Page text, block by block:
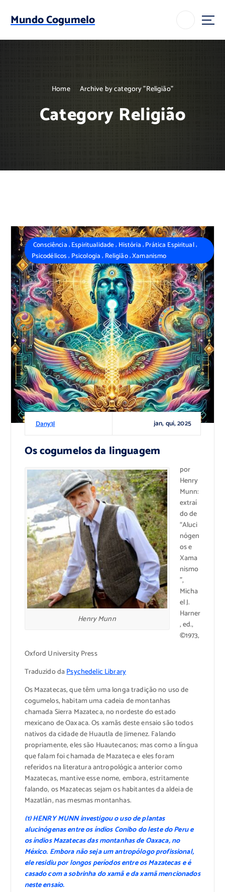
p
Mundo Cogumelo
Home Archive by category "Religião"
Category Religião
Dany3l jan, qui, 2025
Consciência,Espiritualidade, História,Prática Espiritual,
Psicodélicos, Psicologia, Religião,Xamanismo
Os cogumelos da linguagem
Henry Munn
por
Henry
Munn:
extraí
do de
“Aluci
nógen
os e
Xama
nismo
”,
Micha
el J.
Harner
, ed.,
©1973,
Oxford University Press
Traduzido daPsychedelic Library
Os Mazatecas, que têm uma longa tradição no uso de
cogumelos, habitam uma cadeia de montanhas
chamada Sierra Mazateca, no nordeste do estado
mexicano de Oaxaca. Os xamãs deste ensaio são todos
nativos da cidade de Huautla de Jimenez. Falando
propriamente, eles são Huautecanos; mas como a língua
que falam foi chamada de Mazateca e eles foram
referidos na literatura antropológica anterior como
Mazatecas, mantive esse nome, embora, estritamente
falando, os Mazatecas sejam os habitantes da aldeia de
Mazatlán, nas mesmas montanhas.
(1) HENRY MUNN investigou o uso de plantas
alucinógenas entre os índios Conibo do leste do Peru e
os índios Mazatecas das montanhas de Oaxaca, no
México. Embora não seja um antropólogo profissional,
ele residiu por longos períodos entre os Mazatecas e é
casado com a sobrinha do xamã e da xamã mencionados
neste ensaio.